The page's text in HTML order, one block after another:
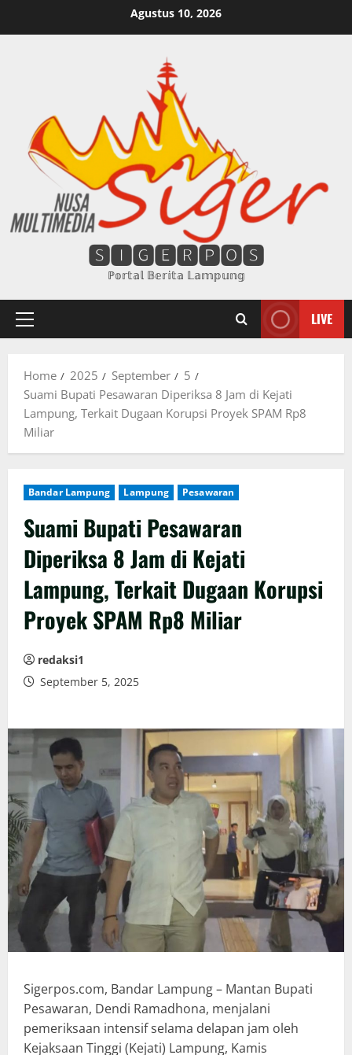
Agustus 10, 2026
🆂🅸🅶🅴🆁🅿🅾🆂
ℙ𝕠𝕣𝕥𝕒𝕝 𝔹𝕖𝕣𝕚𝕥𝕒 𝕃𝕒𝕞𝕡𝕦𝕟𝕘
Primary
LIVE
Home 2025 September
5
Suami Bupati Pesawaran Diperiksa 8 Jam di Kejati
Lampung, Terkait Dugaan Korupsi Proyek SPAM Rp8
Miliar
Bandar Lampung Lampung Pesawaran
Suami Bupati Pesawaran
Diperiksa 8 Jam di Kejati
Lampung, Terkait Dugaan Korupsi
Proyek SPAM Rp8 Miliar
redaksi1
September 5, 2025
Sigerpos.com, Bandar Lampung – Mantan Bupati
Pesawaran, Dendi Ramadhona, menjalani
pemeriksaan intensif selama delapan jam oleh
Kejaksaan Tinggi (Kejati) Lampung, Kamis